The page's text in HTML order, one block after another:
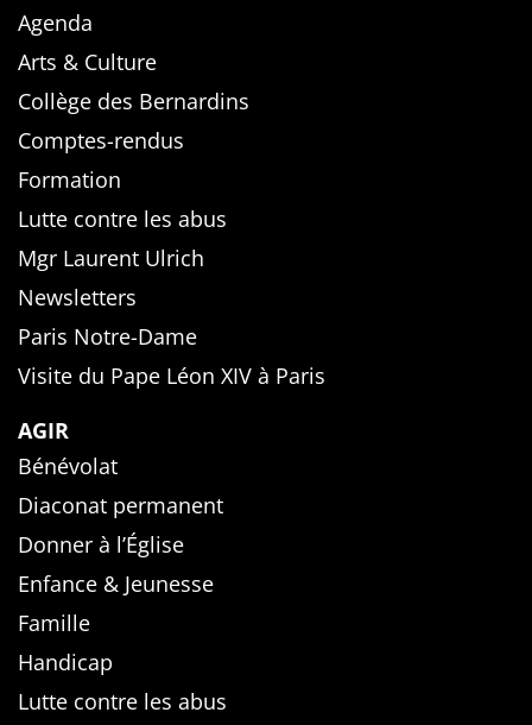
Agenda
Arts & Culture
Collège des Bernardins
Comptes-rendus
Formation
Lutte contre les abus
Mgr Laurent Ulrich
Newsletters
Paris Notre-Dame
Visite du Pape Léon XIV à Paris
AGIR
Bénévolat
Diaconat permanent
Donner à l’Église
Enfance & Jeunesse
Famille
Handicap
Lutte contre les abus